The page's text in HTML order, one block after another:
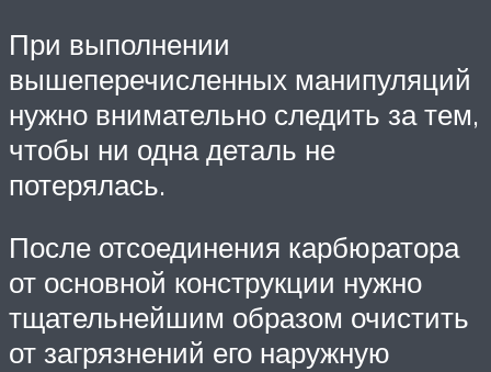
При выполнении
вышеперечисленных манипуляций
нужно внимательно следить за тем,
чтобы ни одна деталь не
потерялась.
После отсоединения карбюратора
от основной конструкции нужно
тщательнейшим образом очистить
от загрязнений его наружную